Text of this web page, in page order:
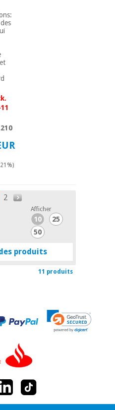
2
Afficher
10
25
50
produits
11 produits